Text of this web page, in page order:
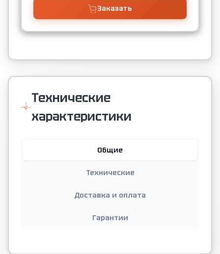
Заказать
Технические
характеристики
Общие
Технические
Доставка и оплата
Гарантии